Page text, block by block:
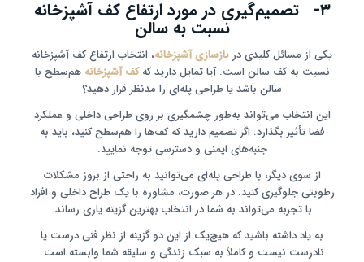
۳- تصمیم‌گیری در مورد ارتفاع کف آشپزخانه
نسبت به سالن
یکی از مسائل کلیدی در بازسازی آشپزخانه، انتخاب ارتفاع کف آشپزخانه
نسبت به کف سالن است. آیا تمایل دارید کهکف آشپزخانه هم‌سطح با
سالن باشد یا طراحی پله‌ای را مدنظر قرار دهید؟
این انتخاب می‌تواند به‌طور چشمگیری بر روی طراحی داخلی و عملکرد
فضا تأثیر بگذارد. اگر تصمیم دارید که کف‌ها را هم‌سطح کنید، باید به
جنبه‌های ایمنی و دسترسی توجه نمایید.
از سوی دیگر، با طراحی پله‌ای می‌توانید به راحتی از بروز مشکلات
رطوبتی جلوگیری کنید. در هر صورت، مشاوره با یک طراح داخلی و افراد
با تجربه می‌تواند به شما در انتخاب بهترین گزینه یاری رساند.
به یاد داشته باشید که هیچ‌یک از این دو گزینه از نظر فنی درست یا
نادرست نیست و کاملاً به سبک زندگی و سلیقه شما وابسته است.